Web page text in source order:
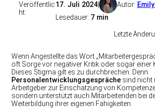
Veröffentlic
ht:
17. Juli 2024| Autor:
Lesedauer: 7 min
Letzte
Wenn Angestellte das Wort
oft Sorge vor negativer Kritik oder sogar einer
Dieses Stigma gilt es zu durchbrechen. Denn
Personalentwicklungsgespräche sind nicht
Arbeitgeber zur Einschätzung von
sondern unterstützt auch Mitarbeitenden bei
Weiterbildung ihrer eigenen Fähigkeiten.